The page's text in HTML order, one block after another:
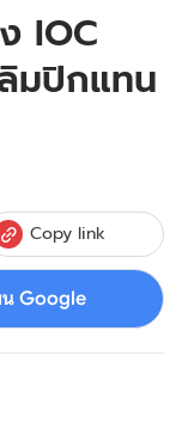
IOC
มปิกแทน
Copy link
น Google